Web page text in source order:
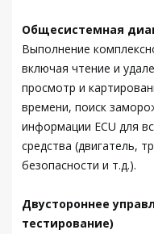
Общесистемная
Выполнение
включая чтение и
просмотр и
времени, поиск
информации ECU для
средства (двигатель,
безопасности и т.д.).
Двустороннее
тестирование)